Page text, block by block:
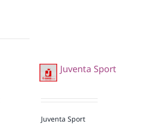
Juventa Sport
Juventa Sport